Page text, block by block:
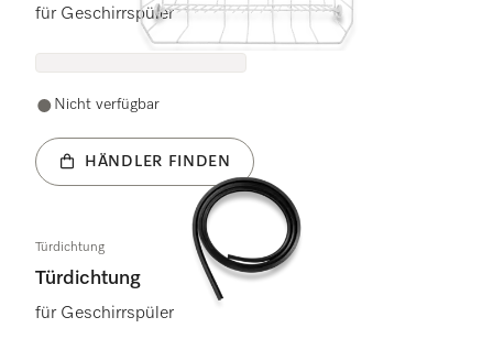
für Geschirrspüler
Nicht verfügbar
HÄNDLER FINDEN
Türdichtung
Türdichtung
für Geschirrspüler